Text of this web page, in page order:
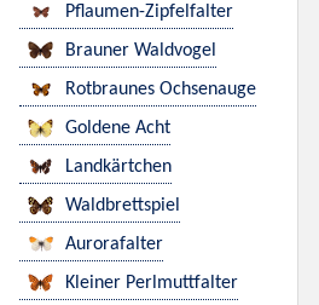
Pflaumen-Zipfelfalter
Brauner Waldvogel
Rotbraunes Ochsenauge
Goldene Acht
Landkärtchen
Waldbrettspiel
Aurorafalter
Kleiner Perlmuttfalter